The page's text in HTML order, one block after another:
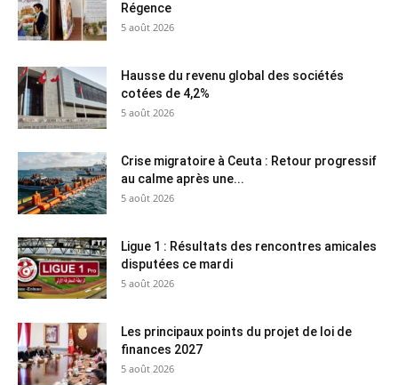
Régence
5 août 2026
Hausse du revenu global des sociétés
cotées de 4,2%
5 août 2026
Crise migratoire à Ceuta : Retour progressif
au calme après une...
5 août 2026
Ligue 1 : Résultats des rencontres amicales
disputées ce mardi
5 août 2026
Les principaux points du projet de loi de
finances 2027
5 août 2026